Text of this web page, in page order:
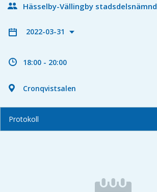
Hässelby-Vällingby stadsdelsnämnd
2022-03-31
18:00 - 20:00
Cronqvistsalen
Protokoll